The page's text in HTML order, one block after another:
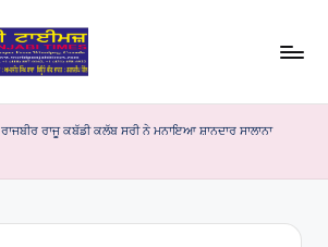
ਰਾਜਬੀਰ ਰਾਜੂ ਕਬੱਡੀ ਕਲੱਬ ਸਰੀ ਨੇ ਮਨਾਇਆ ਸ਼ਾਨਦਾਰ ਸਾਲਾਨਾ